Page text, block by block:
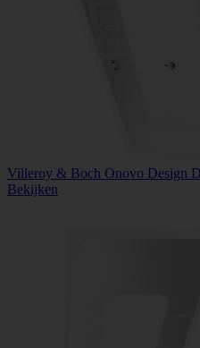
Villeroy & Boch Onovo Design
Bekijken